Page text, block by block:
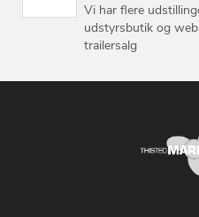
Vi har flere
udstyrsbutik og
trailersalg